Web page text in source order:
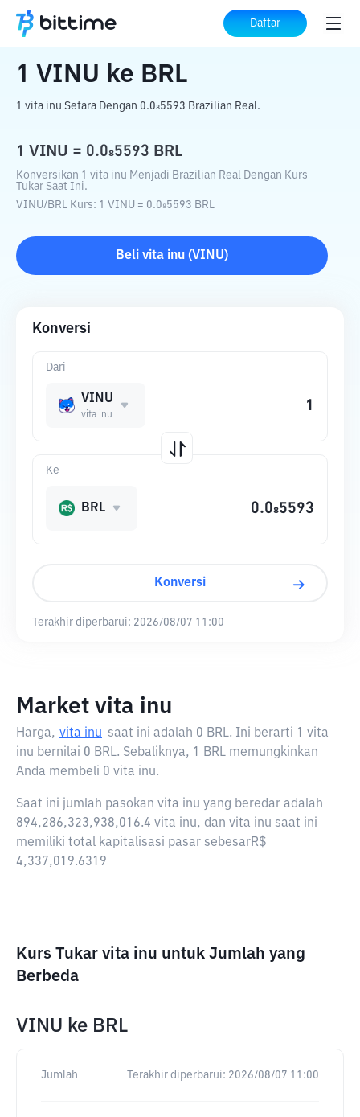
Daftar
Beranda Konverter Kripto BRL
1 VINU ke BRL
1 vita inu Setara Dengan 0.0₈5593 Brazilian Real.
1 VINU = 0.0₈5593 BRL
Konversikan 1 vita inu Menjadi Brazilian Real Dengan Kurs
Tukar Saat Ini.
VINU/BRL Kurs: 1 VINU = 0.0₈5593 BRL
Beli vita inu (VINU)
Konversi
Dari
VINU
vita inu
Ke
BRL
Konversi
Terakhir diperbarui: 2026/08/07 11:00
Market vita inu
Harga, vita inu saat ini adalah 0 BRL. Ini berarti 1 vita
inu bernilai 0 BRL. Sebaliknya, 1 BRL memungkinkan
Anda membeli 0 vita inu.
Saat ini jumlah pasokan vita inu yang beredar adalah
894,286,323,938,016.4 vita inu, dan vita inu saat ini
memiliki total kapitalisasi pasar sebesarR$
4,337,019.6319
Kurs Tukar vita inu untuk Jumlah yang
Berbeda
VINU ke BRL
Jumlah Terakhir diperbarui: 2026/08/07 11:00